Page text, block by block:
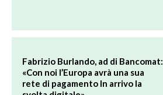
Fabrizio Burlando, ad di Bancomat:
«Con noi l’Europa avrà una sua
rete di pagamento In arrivo la